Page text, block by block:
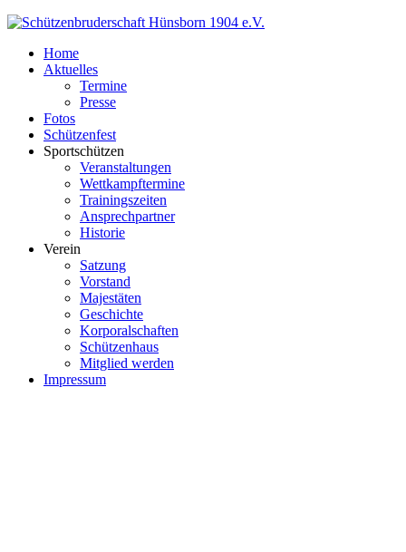
Home
Aktuelles
Termine
Presse
Fotos
Schützenfest
Sportschützen
Veranstaltungen
Wettkampftermine
Trainingszeiten
Ansprechpartner
Historie
Verein
Satzung
Vorstand
Majestäten
Geschichte
Korporalschaften
Schützenhaus
Mitglied werden
Impressum